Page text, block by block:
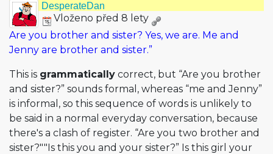
DesperateDan
Vloženo před 8 lety
Are you brother and sister? Yes, we are. Me and
Jenny are brother and sister.”
This is grammatically correct, but “Are you brother
and sister?” sounds formal, whereas “me and Jenny”
is informal, so this sequence of words is unlikely to
be said in a normal everyday conversation, because
there's a clash of register. “Are you two brother and
sister?""Is this you and your sister?” Is this girl your